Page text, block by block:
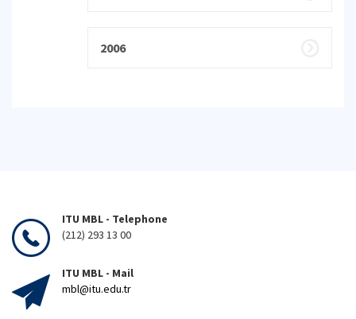
2006
ITU MBL - Telephone
(212) 293 13 00
ITU MBL - Mail
mbl@itu.edu.tr